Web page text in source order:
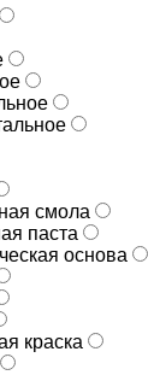
смола
паста
основа
краска